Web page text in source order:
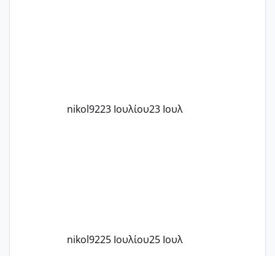
nikol9223 Ιουλίου23 Ιουλ
nikol9225 Ιουλίου25 Ιουλ